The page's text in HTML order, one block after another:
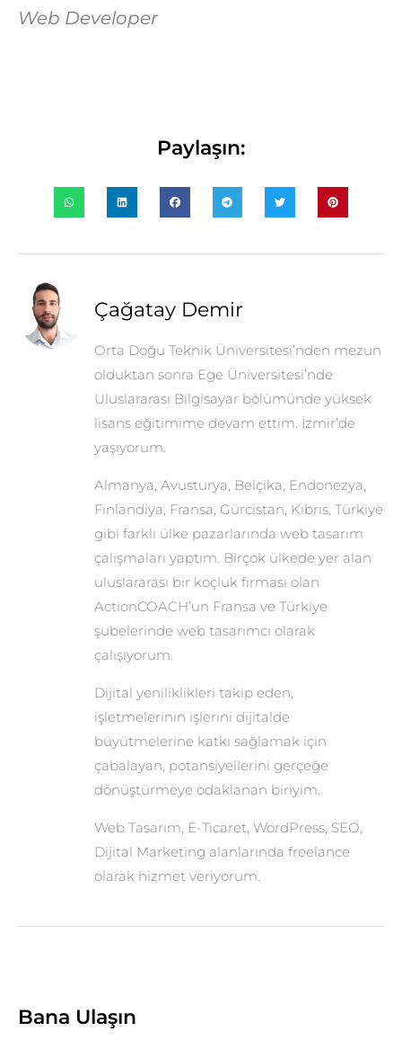
Web Developer
Paylaşın:
Çağatay Demir
Orta Doğu Teknik Üniversitesi’nden mezun
olduktan sonra Ege Üniversitesi’nde
Uluslararası Bilgisayar bölümünde yüksek
lisans eğitimime devam ettim. İzmir’de
yaşıyorum.
Almanya, Avusturya, Belçika, Endonezya,
Finlandiya, Fransa, Gürcistan, Kıbrıs, Türkiye
gibi farklı ülke pazarlarında web tasarım
çalışmaları yaptım. Birçok ülkede yer alan
uluslararası bir koçluk firması olan
ActionCOACH’un Fransa ve Türkiye
şubelerinde web tasarımcı olarak
çalışıyorum.
Dijital yeniliklikleri takip eden,
işletmelerinin işlerini dijitalde
büyütmelerine katkı sağlamak için
çabalayan, potansiyellerini gerçeğe
dönüştürmeye odaklanan biriyim.
Web Tasarım, E-Ticaret, WordPress, SEO,
Dijital Marketing alanlarında freelance
olarak hizmet veriyorum.
Bana Ulaşın